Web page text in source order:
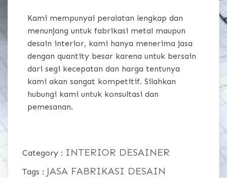
Kami mempunyai peralatan lengkap dan
menunjang untuk fabrikasi metal maupun
desain interior, kami hanya menerima jasa
dengan quantity besar karena untuk bersain
dari segi kecepatan dan harga tentunya
kami akan sangat kompetitif. Silahkan
hubungi kami untuk konsultasi dan
pemesanan.
Category : INTERIOR DESAINER
Tags : JASA FABRIKASI DESAIN